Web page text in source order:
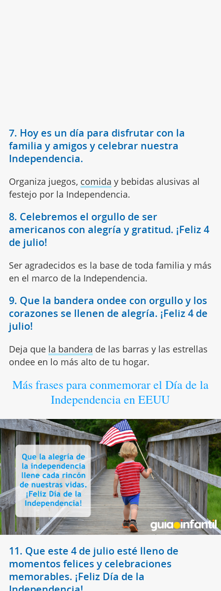
7. Hoy es un día para disfrutar con la
familia y amigos y celebrar nuestra
Independencia.
Organiza juegos, comida y bebidas alusivas al
festejo por la Independencia.
8. Celebremos el orgullo de ser
americanos con alegría y gratitud. ¡Feliz 4
de julio!
Ser agradecidos es la base de toda familia y más
en el marco de la Independencia.
9. Que la bandera ondee con orgullo y los
corazones se llenen de alegría. ¡Feliz 4 de
julio!
Deja que la bandera de las barras y las estrellas
ondee en lo más alto de tu hogar.
Más frases para conmemorar el Día de la
Independencia en EEUU
11. Que este 4 de julio esté lleno de
momentos felices y celebraciones
memorables. ¡Feliz Día de la